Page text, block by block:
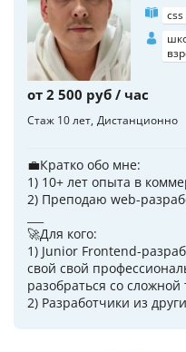
css
от 2 500 руб / час
Стаж 10 лет Дистанционно
💼Кратко обо мне:
1) 10+ лет опыта в
2) Преподаю web-
🚀Для кого:
1) Junior Frontend-
свой свой
разобраться со сложной
2) Разработчики из